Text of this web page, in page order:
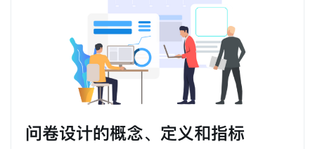
问卷设计的概念、定义和指标